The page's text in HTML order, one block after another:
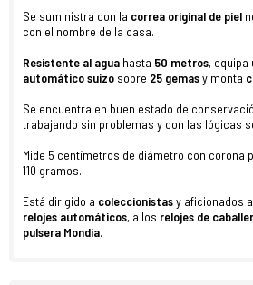
Se suministra con la correa original de piel
con el nombre de la casa.
Resistente al agua hasta 50 metros, equipa
automático suizo sobre 25 gemasy monta
Se encuentra en buen estado de
trabajando sin problemas y con las lógicas
Mide 5 centímetros de diámetro con corona
110 gramos.
Está dirigido a coleccionistasy aficionados
relojes automáticos, a los relojes de
pulsera Mondia.